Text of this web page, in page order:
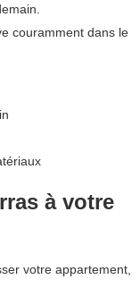
couramment dans le
à votre
votre appartement,